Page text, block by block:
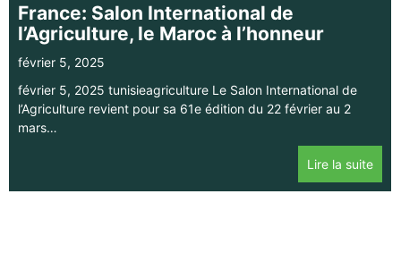
France: Salon International de
l’Agriculture, le Maroc à l’honneur
février 5, 2025
février 5, 2025 tunisieagriculture Le Salon International de
l’Agriculture revient pour sa 61e édition du 22 février au 2
mars…
Lire la suite